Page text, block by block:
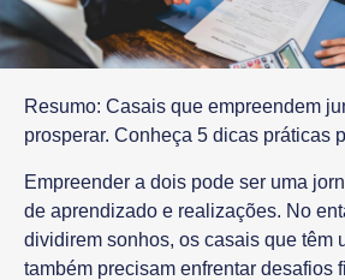
Resumo: Casais que empreendem
prosperar. Conheça 5 dicas práticas
Empreender a dois pode ser uma
de aprendizado e realizações. No
dividirem sonhos, os casais que têm
também precisam enfrentar desafios